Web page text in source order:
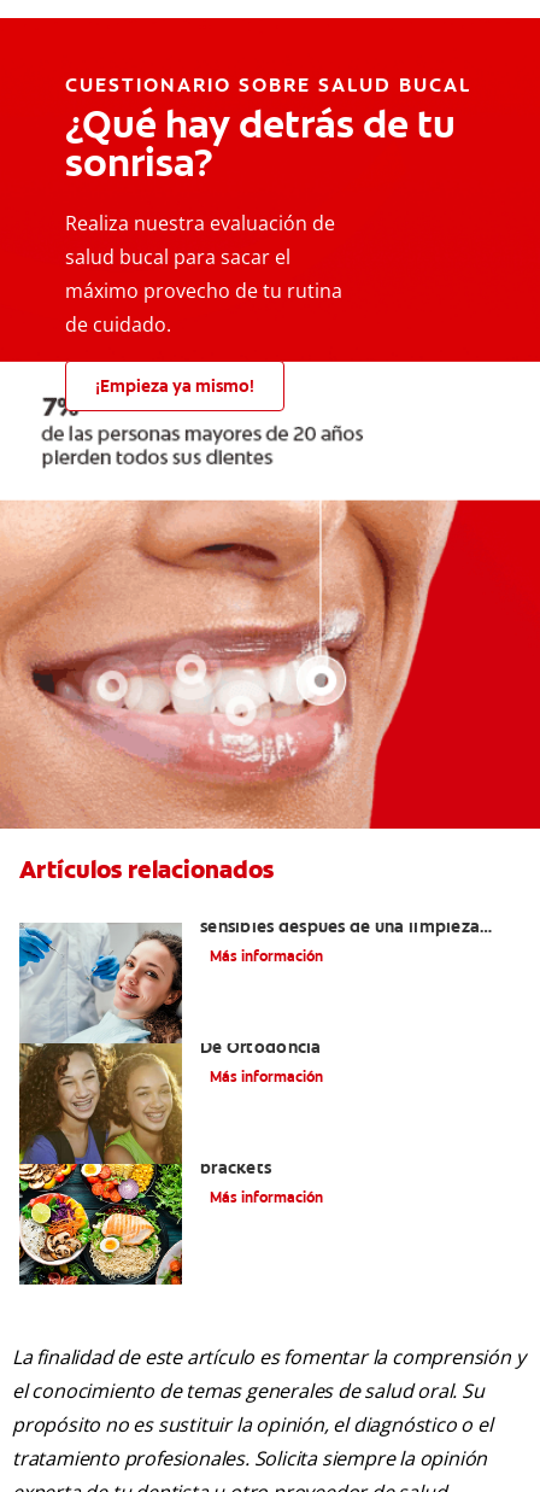
CUESTIONARIO SOBRE SALUD BUCAL
¿Qué hay detrás de tu
sonrisa?
Realiza nuestra evaluación de
salud bucal para sacar el
máximo provecho de tu rutina
de cuidado.
¡Empieza ya mismo!
Artículos relacionados
sensibles después de una limpieza
dental?
Más información
De Ortodoncia
Más información
brackets
Más información
La finalidad de este artículo es fomentar la comprensión y
el conocimiento de temas generales de salud oral. Su
propósito no es sustituir la opinión, el diagnóstico o el
tratamiento profesionales. Solicita siempre la opinión